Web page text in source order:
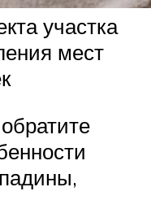
участка
мест